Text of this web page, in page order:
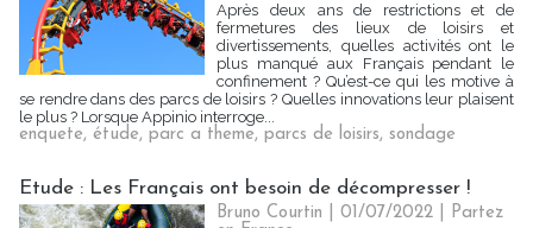
Après deux ans de restrictions et de
fermetures des lieux de loisirs et
divertissements, quelles activités ont le
plus manqué aux Français pendant le
confinement ? Qu’est-ce qui les motive à
se rendre dans des parcs de loisirs ? Quelles innovations leur plaisent
le plus ? Lorsque Appinio interroge...
enquete, étude, parc a theme, parcs de loisirs, sondage
Etude : Les Français ont besoin de décompresser !
Bruno Courtin | 01/07/2022
Partez